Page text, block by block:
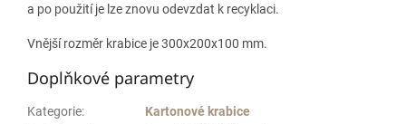
a po použití je lze znovu odevzdat k recyklaci.
Vnější rozměr krabice je 300x200x100 mm.
Doplňkové parametry
Kategorie:
Kartonové krabice